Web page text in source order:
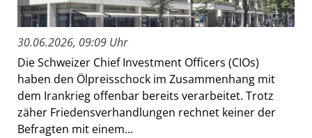
30.06.2026, 09:09 Uhr
Die Schweizer Chief Investment Officers (CIOs)
haben den Ölpreisschock im Zusammenhang mit
dem Irankrieg offenbar bereits verarbeitet. Trotz
zäher Friedensverhandlungen rechnet keiner der
Befragten mit einem...